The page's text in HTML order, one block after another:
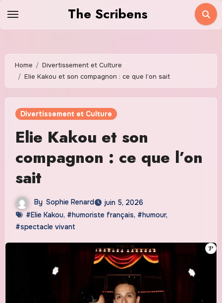
The Scribens
Home
Divertissement et Culture
Elie Kakou et son compagnon : ce que l’on sait
Divertissement et Culture
Elie Kakou et son
compagnon : ce que l’on
sait
By Sophie Renard
juin 5, 2026
#Elie Kakou, #humoriste français, #humour,
#spectacle vivant